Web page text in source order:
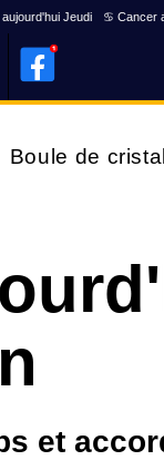
aujourd'hui Jeudi ♋ Cancer
Boule de cristal
et